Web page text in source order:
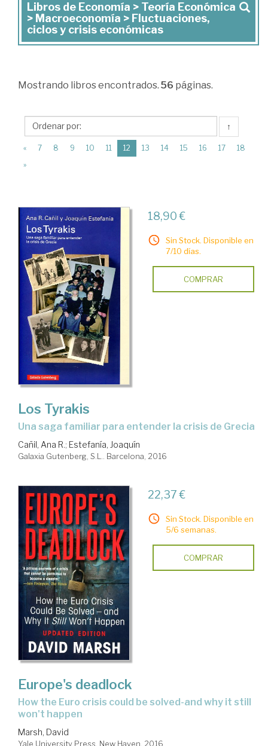
Libros
de
Economía
Teoría
>
Macroeconomía
>
y
crisis
económicas
Libros de Economía > Teoría Económica
> Macroeconomía > Fluctuaciones,
ciclos y crisis económicas
Mostrando libros encontrados. 56 páginas.
↑
« 7 8 9 10 11 12 (current)
13 14 15 16 17
18
»
18,90 €
Sin Stock. Disponible en
7/10 días.
COMPRAR
Los Tyrakis
una saga familiar para entender la crisis de Grecia
Cañil, Ana R.; Estefanía, Joaquín
Galaxia Gutenberg, S.L.. Barcelona, 2016
22,37 €
Sin Stock. Disponible en
5/6 semanas.
COMPRAR
Europe's deadlock
how the Euro crisis could be solved-and why it still
won't happen
Marsh, David
Yale University Press. New Haven, 2016